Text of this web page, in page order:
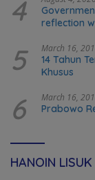
4
reflection
5 March 16,
14 Tahun
Khusus
6 March 16,
Prabowo
HANOIN LISUK